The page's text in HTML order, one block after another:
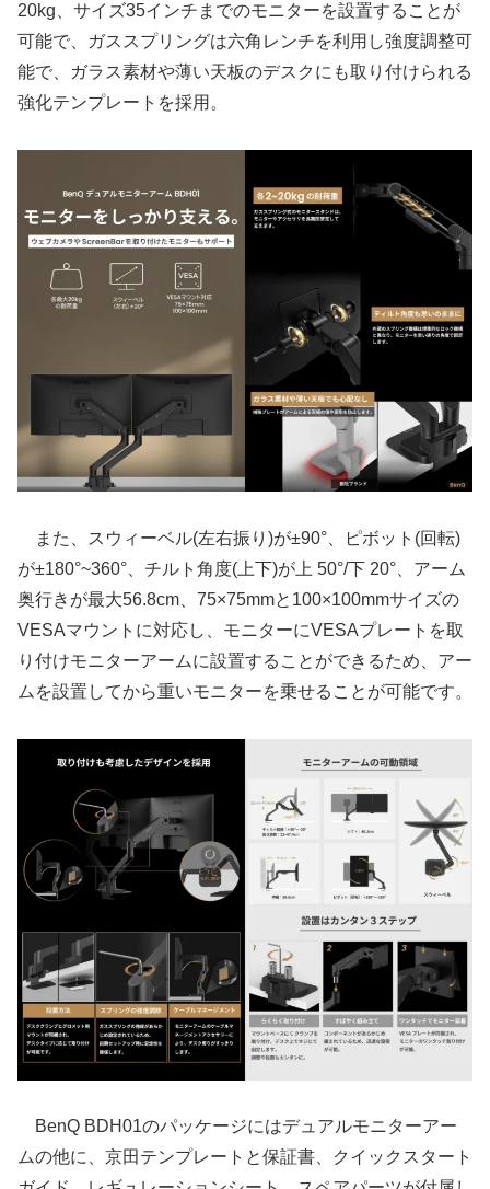
20kg、サイズ35インチまでのモニターを設置することが
可能で、ガススプリングは六角レンチを利用し強度調整可
能で、ガラス素材や薄い天板のデスクにも取り付けられる
強化テンプレートを採用。
また、スウィーベル(左右振り)が±90°、ピボット(回転)
が±180°~360°、チルト角度(上下)が上 50°/下 20°、アーム
奥行きが最大56.8cm、75×75mmと100×100mmサイズの
VESAマウントに対応し、モニターにVESAプレートを取
り付けモニターアームに設置することができるため、アー
ムを設置してから重いモニターを乗せることが可能です。
BenQ BDH01のパッケージにはデュアルモニターアー
ムの他に、京田テンプレートと保証書、クイックスタート